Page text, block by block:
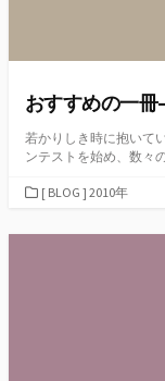
おすすめの一冊
若かりしき時に抱いて
ンテストを始め、数々
カ
ゴ
[ BLOG ] 2010年